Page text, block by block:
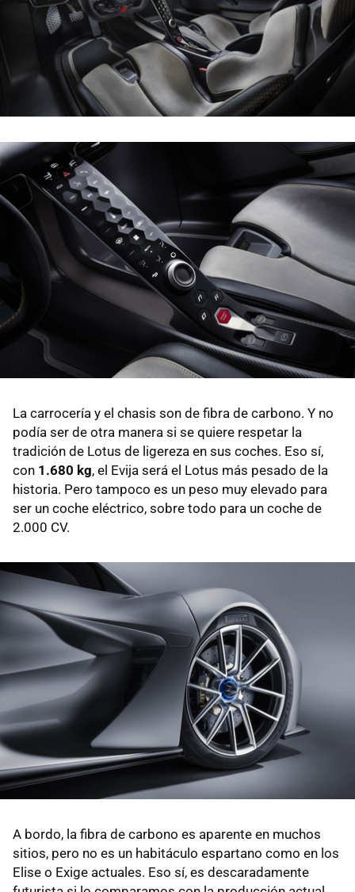
La carrocería y el chasis son de fibra de carbono. Y no
podía ser de otra manera si se quiere respetar la
tradición de Lotus de ligereza en sus coches. Eso sí,
con 1.680 kg, el Evija será el Lotus más pesado de la
historia. Pero tampoco es un peso muy elevado para
ser un coche eléctrico, sobre todo para un coche de
2.000 CV.
A bordo, la fibra de carbono es aparente en muchos
sitios, pero no es un habitáculo espartano como en los
Elise o Exige actuales. Eso sí, es descaradamente